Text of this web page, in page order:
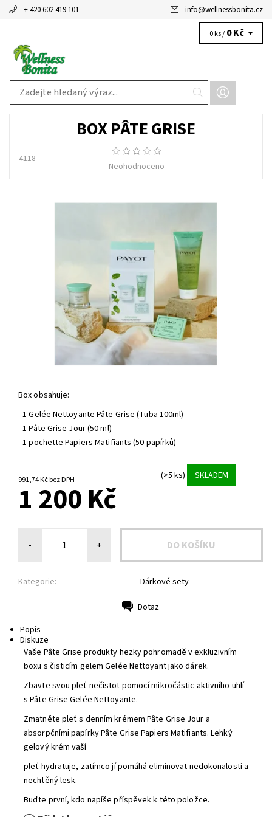
+ 420 602 419 101 info@wellnessbonita.cz
0 ks / 0 Kč
BOX PÂTE GRISE
4118
Neohodnoceno
Box obsahuje:
- 1 Gelée Nettoyante Pâte Grise (Tuba 100ml)
- 1 Pâte Grise Jour (50 ml)
- 1 pochette Papiers Matifiants (50 papírků)
991,74 Kč bez DPH (>5 ks) SKLADEM
1 200 Kč
- +
Kategorie: Dárkové sety
Dotaz
Popis
Diskuze
Vaše Pâte Grise produkty hezky pohromadě v exkluzivním
boxu s čisticím gelem Gelée Nettoyant jako dárek.
Zbavte svou pleť nečistot pomocí mikročástic aktivního uhlí
s Pâte Grise Gelée Nettoyante.
Zmatněte pleť s denním krémem Pâte Grise Jour a
absorpčními papírky Pâte Grise Papiers Matifiants. Lehký
gelový krém vaší
pleť hydratuje, zatímco jí pomáhá eliminovat nedokonalosti a
nechtěný lesk.
Buďte první, kdo napíše příspěvek k této položce.